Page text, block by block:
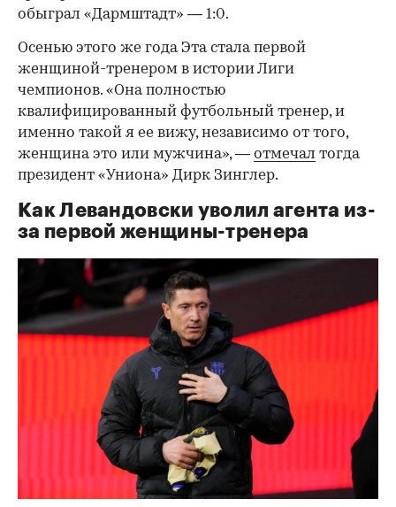
обыграл «Дармштадт» — 1:0.
Осенью этого же года Эта стала первой
женщиной-тренером в истории Лиги
чемпионов. «Она полностью
квалифицированный футбольный тренер, и
именно такой я ее вижу, независимо от того,
женщина это или мужчина», — отмечал тогда
президент «Униона» Дирк Зинглер.
Как Левандовски уволил агента из-
за первой женщины-тренера